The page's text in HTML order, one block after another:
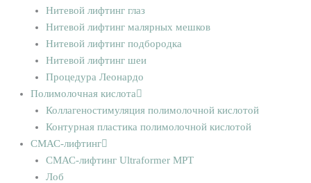
Нитевой лифтинг глаз
Нитевой лифтинг малярных мешков
Нитевой лифтинг подбородка
Нитевой лифтинг шеи
Процедура Леонардо
Полимолочная кислота
Коллагеностимуляция полимолочной кислотой
Контурная пластика полимолочной кислотой
СМАС-лифтинг
СМАС-лифтинг Ultraformer MPT
Лоб